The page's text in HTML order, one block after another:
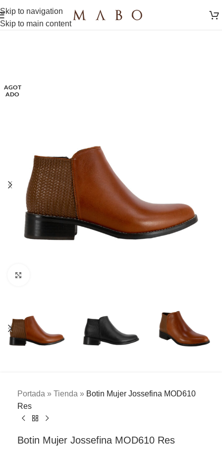
Skip to navigation
Skip to main content
AGOT
ADO
Portada » Tienda » Botin Mujer Jossefina MOD610
Res
Botin Mujer Jossefina MOD610 Res